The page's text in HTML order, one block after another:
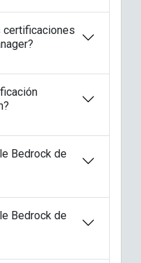
certificaciones
Bedrock de
Bedrock de